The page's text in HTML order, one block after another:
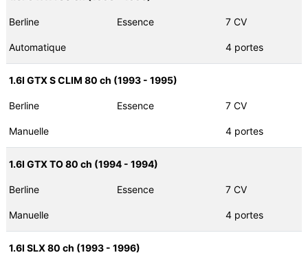
Berline Essence 7 CV
Automatique 4 portes
1.6I GTX S CLIM 80 ch (1993 - 1995)
Berline Essence 7 CV
Manuelle 4 portes
1.6I GTX TO 80 ch (1994 - 1994)
Berline Essence 7 CV
Manuelle 4 portes
1.6I SLX 80 ch (1993 - 1996)